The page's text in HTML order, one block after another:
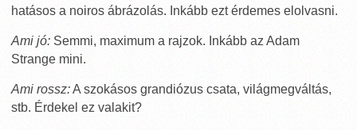
hatásos a noiros ábrázolás. Inkább ezt érdemes elolvasni.
Ami jó: Semmi, maximum a rajzok. Inkább az Adam
Strange mini.
Ami rossz:A szokásos grandiózus csata, világmegváltás,
stb. Érdekel ez valakit?